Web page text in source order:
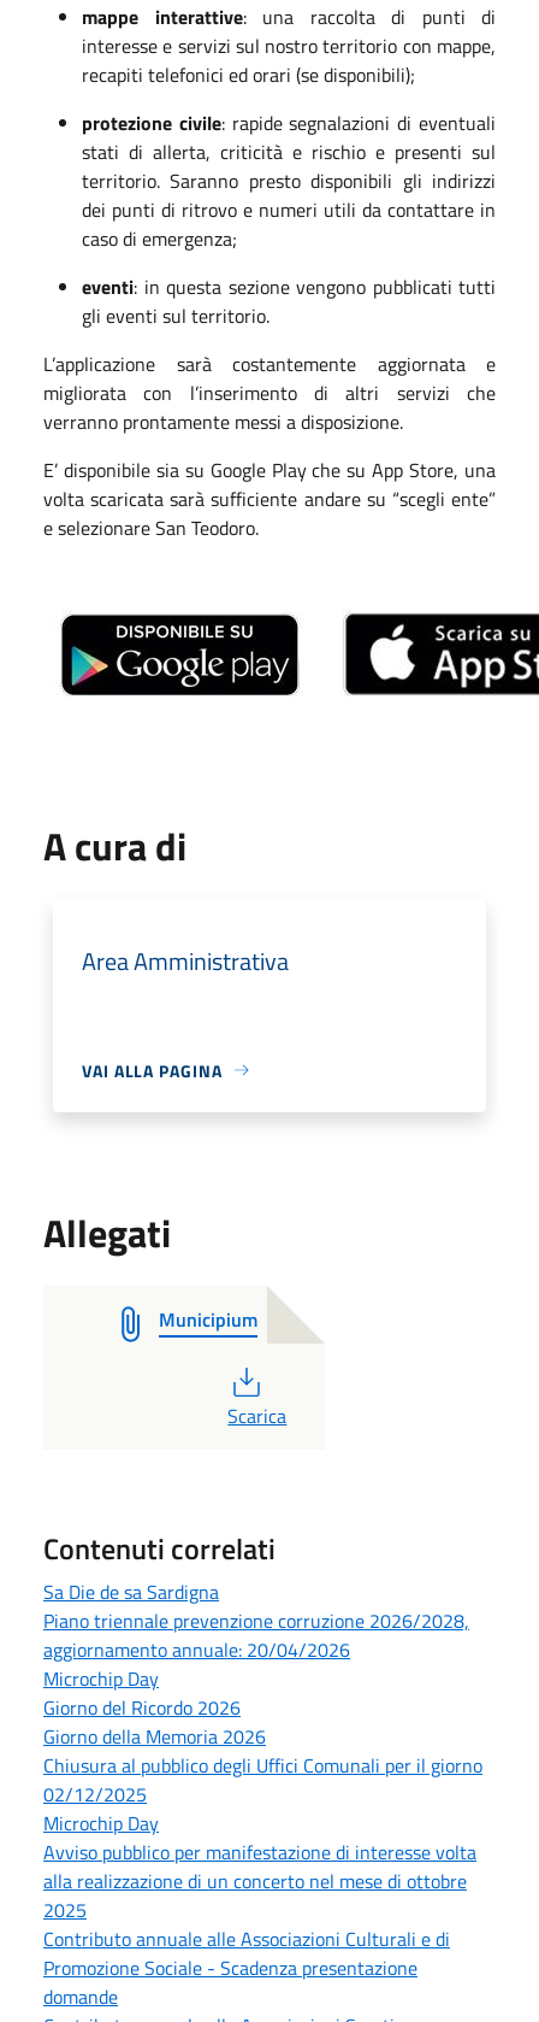
mappe interattive: una raccolta di punti di
interesse e servizi sul nostro territorio con mappe,
recapiti telefonici ed orari (se disponibili);
protezione civile: rapide segnalazioni di eventuali
stati di allerta, criticità e rischio e presenti sul
territorio. Saranno presto disponibili gli indirizzi
dei punti di ritrovo e numeri utili da contattare in
caso di emergenza;
eventi: in questa sezione vengono pubblicati tutti
gli eventi sul territorio.
L’applicazione sarà costantemente aggiornata e
migliorata con l’inserimento di altri servizi che
verranno prontamente messi a disposizione.
E’ disponibile sia su Google Play che su App Store, una
volta scaricata sarà sufficiente andare su “scegli ente”
e selezionare San Teodoro.
A cura di
Area Amministrativa
VAI ALLA PAGINA
Allegati
Municipium
PDF
Scarica
Contenuti correlati
Sa Die de sa Sardigna
Piano triennale prevenzione corruzione 2026/2028,
aggiornamento annuale: 20/04/2026
Microchip Day
Giorno del Ricordo 2026
Giorno della Memoria 2026
Chiusura al pubblico degli Uffici Comunali per il giorno
02/12/2025
Microchip Day
Avviso pubblico per manifestazione di interesse volta
alla realizzazione di un concerto nel mese di ottobre
2025
Contributo annuale alle Associazioni Culturali e di
Promozione Sociale - Scadenza presentazione
domande